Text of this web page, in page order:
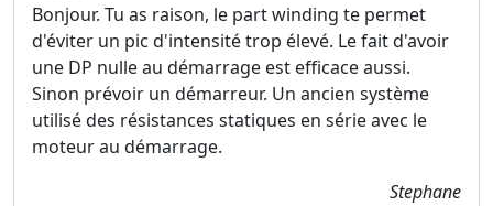
Bonjour. Tu as raison, le part winding te permet
d'éviter un pic d'intensité trop élevé. Le fait d'avoir
une DP nulle au démarrage est efficace aussi.
Sinon prévoir un démarreur. Un ancien système
utilisé des résistances statiques en série avec le
moteur au démarrage.
Stephane